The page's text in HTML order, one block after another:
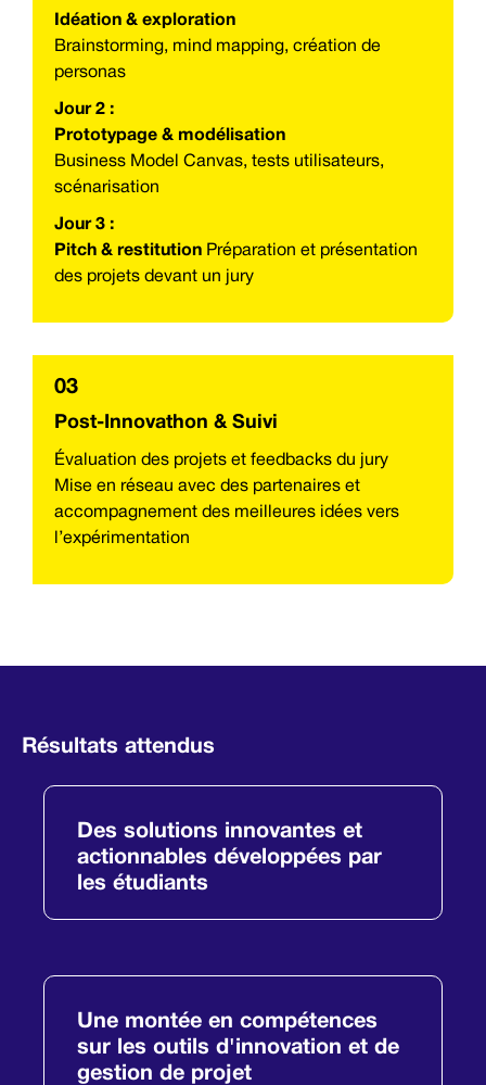
Idéation & exploration
Brainstorming, mind mapping, création de
personas
Jour 2 :
Prototypage & modélisation
Business Model Canvas, tests utilisateurs,
scénarisation
Jour 3 :
Pitch & restitution Préparation et présentation
des projets devant un jury
03
Post-Innovathon & Suivi
Évaluation des projets et feedbacks du jury
Mise en réseau avec des partenaires et
accompagnement des meilleures idées vers
l’expérimentation
Résultats attendus
Des solutions innovantes et
actionnables développées par
les étudiants
Une montée en compétences
sur les outils d'innovation et de
gestion de projet